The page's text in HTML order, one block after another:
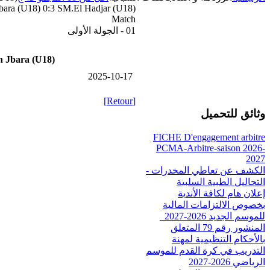
(U18) 0:3 SM.El Hadjar (U18)
Match
01 - الجولة الأولى
Jbara (U18)
2025-10-17
[Retour]
وثائق للتحميل
FICHE D'engagement arbitre
PCMA-Arbitre-saison 2026-
2027
الكشف عن تعاطي المخدرات -
التحاليل الطبية السلبية
إعلان هام لكافة الأندية
بخصوص الالتزامات المالية
للموسم الجديد 2026-2027_
المنشور رقم 79 المتعلق
بالأحكام التنظيمية لمهنة
التدريب في كرة القدم للموسم
الرياضي 2026-2027